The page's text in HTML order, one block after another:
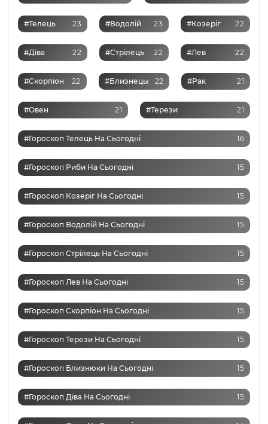
#Телець 23 #Водолій 23 #Козеріг 22
#Діва 22 #Стрілець 22 #Лев 22
#Скорпіон 22 #Близнецы 22 #Рак 21
#Овен 21 #Терези 21
#Гороскоп Телець На Сьогодні 16
#Гороскоп Риби На Сьогодні 15
#Гороскоп Козеріг На Сьогодні 15
#Гороскоп Водолій На Сьогодні 15
#Гороскоп Стрілець На Сьогодні 15
#Гороскоп Лев На Сьогодні 15
#Гороскоп Скорпіон На Сьогодні 15
#Гороскоп Терези На Сьогодні 15
#Гороскоп Близнюки На Сьогодні 15
#Гороскоп Діва На Сьогодні 15